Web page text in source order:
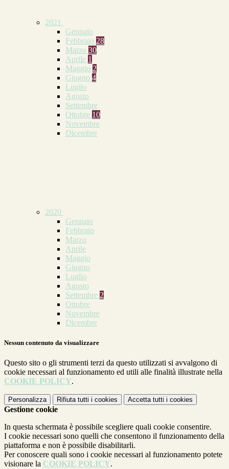
2021
Gennaio
Febbraio 28
Marzo 30
Aprile 1
Maggio 2
Giugno 4
Luglio
Agosto
Settembre
Ottobre 10
Novembre
Dicembre
2020
Gennaio
Febbraio
Marzo
Aprile
Maggio
Giugno
Luglio
Agosto
Settembre 2
Ottobre
Novembre
Dicembre
Nessun contenuto da visualizzare
Questo sito o gli strumenti terzi da questo utilizzati si avvalgono di
cookie necessari al funzionamento ed utili alle finalità illustrate nella
COOKIE POLICY.
Personalizza Rifiuta tutti i cookies Accetta tutti i cookies
Gestione cookie
In questa schermata è possibile scegliere quali cookie consentire.
I cookie necessari sono quelli che consentono il funzionamento della
piattaforma e non è possibile disabilitarli.
Per conoscere quali sono i cookie necessari al funzionamento potete
visionare la COOKIE POLICY.